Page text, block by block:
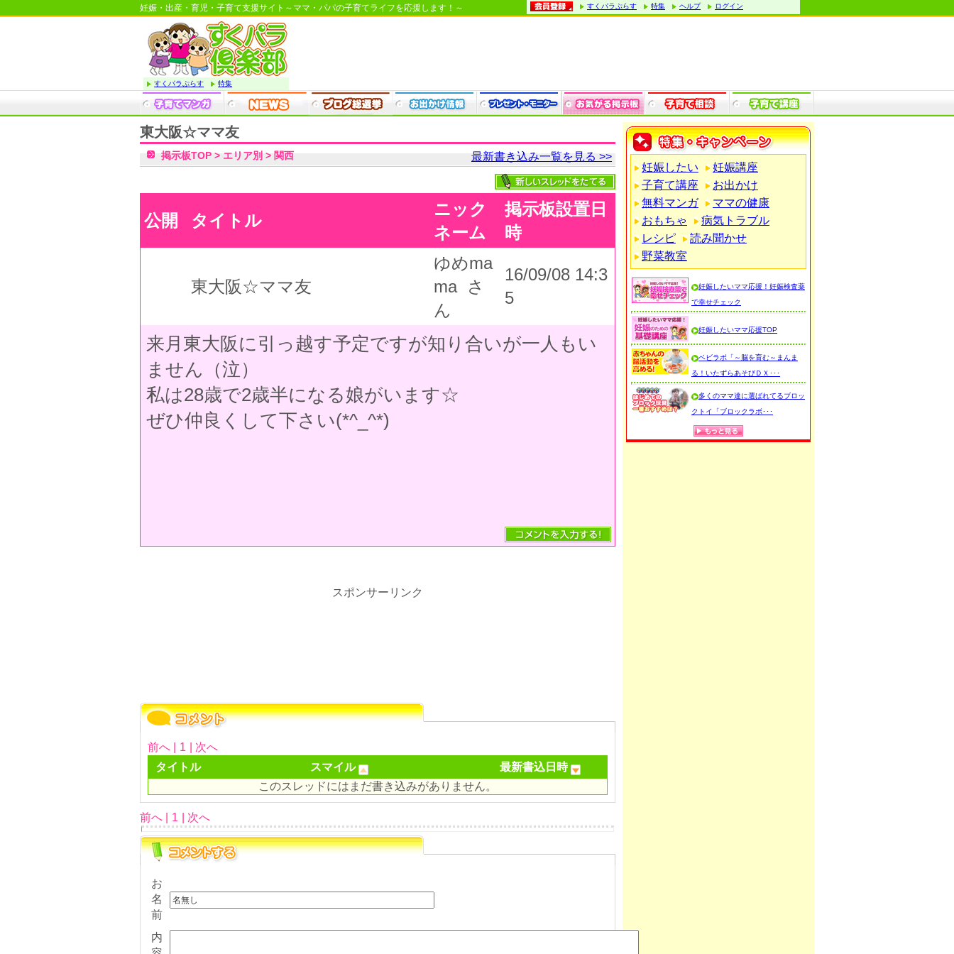
妊娠・出産・育児・子育て支援サイト～ママ・パパの子育てライフを応援します！～ すくパラぷらす 特集 ヘルプ ログイン
すくパラぷらす 特集
東大阪☆ママ友
最新書き込み一覧を見る >>
掲示板TOP > エリア別 > 関西
公開 タイトル
ニック
ネーム
掲示板設置日
時
東大阪☆ママ友
ゆめma
ma さ
ん
16/09/08 14:3
5
来月東大阪に引っ越す予定ですが知り合いが一人もい
ません（泣）
私は28歳で2歳半になる娘がいます☆
ぜひ仲良くして下さい(*^_^*)
スポンサーリンク
前へ | 1
| 次へ
タイトル
スマイル
最新書込日時
このスレッドにはまだ書き込みがありません。
前へ | 1 | 次へ
お
名
前
内
妊娠したい
妊娠講座
子育て講座
お出かけ
無料マンガ
ママの健康
おもちゃ
病気トラブル
レシピ
読み聞かせ
野菜教室
妊娠したいママ応援！妊娠検査薬
で幸せチェック
妊娠したいママ応援TOP
ベビラボ「～脳を育む～まんま
る！いたずらあそびＤＸ･･･
多くのママ達に選ばれてるブロッ
クトイ「ブロックラボ･･･